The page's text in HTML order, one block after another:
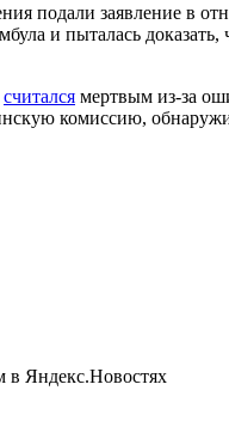
подали заявление в
и пыталась
считался мертвым из-за
комиссию,
в Яндекс.Новостях